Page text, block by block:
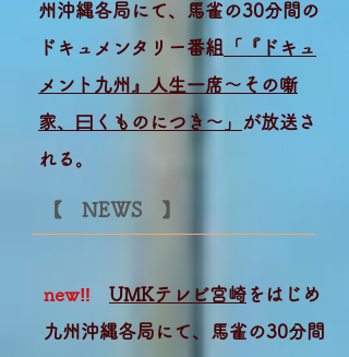
州沖縄各局にて、馬雀の30分間の
ドキュメンタリー番組
「『ドキュ
メント九州』人生一席～その噺
家、曰くものにつき～」
が放送さ
れる。
【 NEWS 】
new‼ UMKテレビ宮崎 をはじめ
九州沖縄各局にて、馬雀の30分間